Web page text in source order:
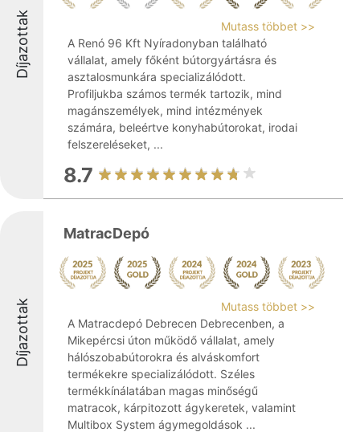
Díjazottak
Mutass többet >>
A Renó 96 Kft Nyíradonyban található
vállalat, amely főként bútorgyártásra és
asztalosmunkára specializálódott.
Profiljukba számos termék tartozik, mind
magánszemélyek, mind intézmények
számára, beleértve konyhabútorokat, irodai
felszereléseket, ...
8.7
Díjazottak
MatracDepó
Mutass többet >>
A Matracdepó Debrecen Debrecenben, a
Mikepércsi úton működő vállalat, amely
hálószobabútorokra és alváskomfort
termékekre specializálódott. Széles
termékkínálatában magas minőségű
matracok, kárpitozott ágykeretek, valamint
Multibox System ágymegoldások ...